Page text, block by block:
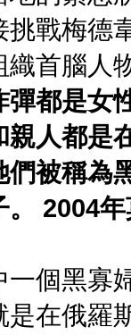
挑戰梅德
織首腦人
都是女
人都是
被稱為
2004
個黑寡
在俄羅